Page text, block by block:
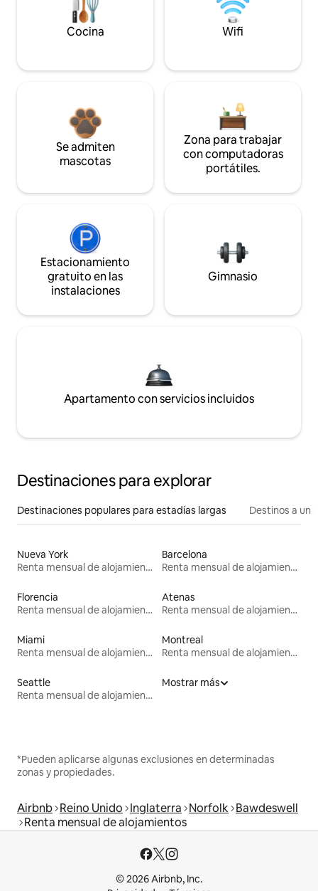
Cocina Wifi
Se admiten
mascotas
Zona para trabajar
con computadoras
portátiles.
Estacionamiento
gratuito en las
instalaciones
Gimnasio
Apartamento con servicios incluidos
Destinaciones para explorar
Destinaciones populares para estadías largas Destinos a un
Nueva York
Renta mensual de alojamientos
Barcelona
Renta mensual de alojamientos
Florencia
Renta mensual de alojamientos
Atenas
Renta mensual de alojamientos
Miami
Renta mensual de alojamientos
Montreal
Renta mensual de alojamientos
Seattle
Renta mensual de alojamientos
Mostrar más
*Pueden aplicarse algunas exclusiones en determinadas
zonas y propiedades.
Airbnb Reino Unido Inglaterra Norfolk Bawdeswell
Renta mensual de alojamientos
© 2026 Airbnb, Inc.